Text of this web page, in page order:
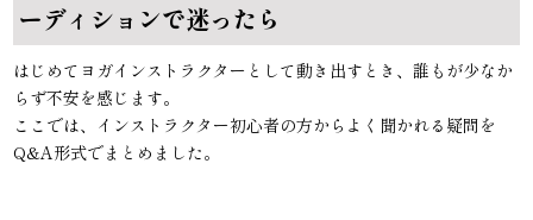
ーディションで迷ったら
はじめてヨガインストラクターとして動き出すとき、誰もが少なか
らず不安を感じます。
ここでは、インストラクター初心者の方からよく聞かれる疑問を
Q&A形式でまとめました。